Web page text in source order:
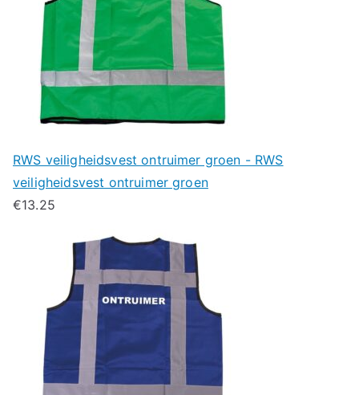
RWS veiligheidsvest ontruimer groen - RWS
veiligheidsvest ontruimer groen
€13.25